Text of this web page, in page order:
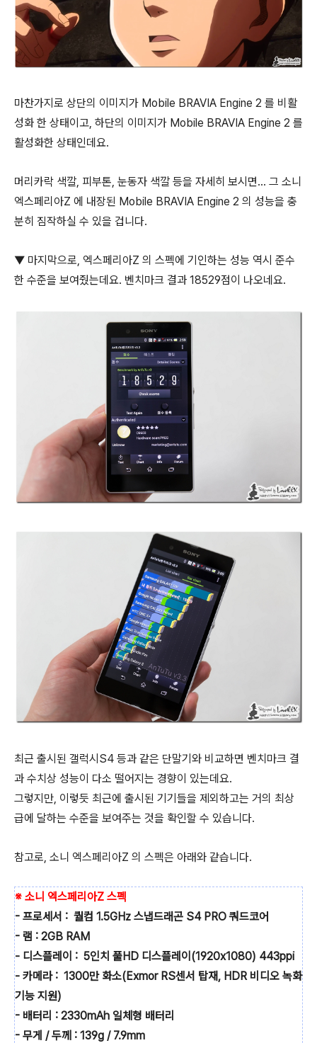
마찬가지로 상단의 이미지가 Mobile BRAVIA Engine 2 를 비활
성화 한 상태이고, 하단의 이미지가 Mobile BRAVIA Engine 2 를
활성화한 상태인데요.
머리카락 색깔, 피부톤, 눈동자 색깔 등을 자세히 보시면... 그 소니
엑스페리아Z 에 내장된 Mobile BRAVIA Engine 2 의 성능을 충
분히 짐작하실 수 있을 겁니다.
▼ 마지막으로, 엑스페리아Z 의 스펙에 기인하는 성능 역시 준수
한 수준을 보여줬는데요. 벤치마크 결과 18529점이 나오네요.
최근 출시된 갤럭시S4 등과 같은 단말기와 비교하면 벤치마크 결
과 수치상 성능이 다소 떨어지는 경향이 있는데요.
그렇지만, 이렇듯 최근에 출시된 기기들을 제외하고는 거의 최상
급에 달하는 수준을 보여주는 것을 확인할 수 있습니다.
참고로, 소니 엑스페리아Z 의 스펙은 아래와 같습니다.
※ 소니 엑스페리아Z 스펙
- 프로세서 : 퀄컴 1.5GHz 스냅드래곤 S4 PRO 쿼드코어
- 램 : 2GB RAM
- 디스플레이 : 5인치 풀HD 디스플레이(1920x1080) 443ppi
- 카메라 : 1300만 화소(Exmor RS센서 탑재, HDR 비디오 녹화
기능 지원)
- 배터리 : 2330mAh 일체형 배터리
- 무게 / 두께 : 139g / 7.9mm